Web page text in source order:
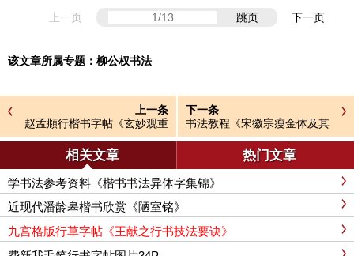
上一页 跳页 下一页
该文章所属专题： 柳公权书法
上一条
赵孟頫行楷书字帖《玄妙观重
修三门记》
下一条
书法教程《宋徽宗瘦金体及其
笔法》
相关文章 热门文章
学书法参考资料《楷书书法异体字集锦》
近现代潘龄皋楷书欣赏《陋室铭》
九宫格版行草字帖《王献之行书技法要诀》